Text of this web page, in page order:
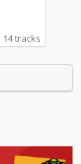
14 tracks